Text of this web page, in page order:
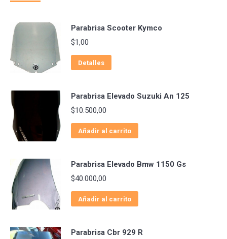
Parabrisa Scooter Kymco
$1,00
Detalles
Parabrisa Elevado Suzuki An 125
$10.500,00
Añadir al carrito
Parabrisa Elevado Bmw 1150 Gs
$40.000,00
Añadir al carrito
Parabrisa Cbr 929 R